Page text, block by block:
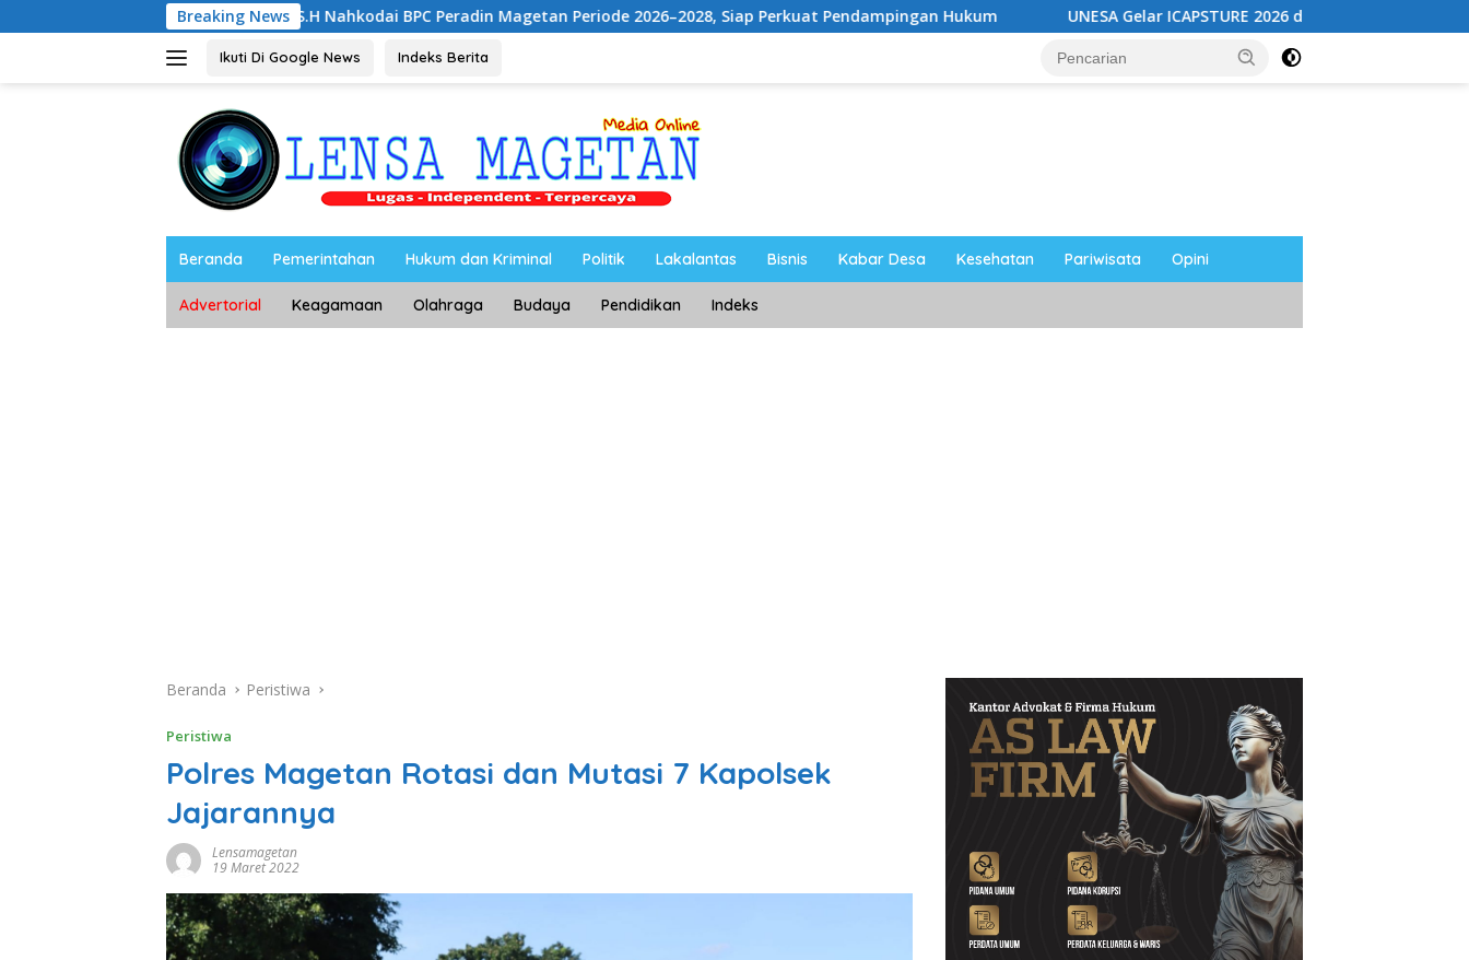
ke
Breaking News
Noorbiyanto, S.H Nahkodai BPC Peradin Magetan Periode 2026–2028, Siap Perkuat Pendampingan Hukum UNESA Gelar ICAPSTURE 2026 di Magetan, Dorong Inovasi untuk Masa
Ikuti Di Google News Indeks Berita
Beranda Pemerintahan Hukum dan Kriminal Politik Lakalantas Bisnis Kabar Desa Kesehatan Pariwisata Opini
Advertorial Keagamaan Olahraga Budaya Pendidikan Indeks
Beranda Peristiwa
Peristiwa
Polres Magetan Rotasi dan Mutasi 7 Kapolsek
Jajarannya
Lensamagetan
19 Maret 2022